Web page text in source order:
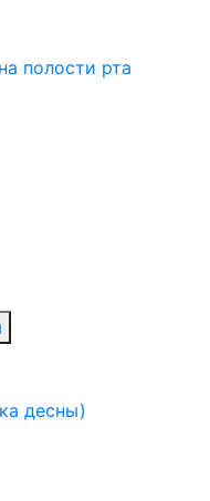
полости рта
десны)